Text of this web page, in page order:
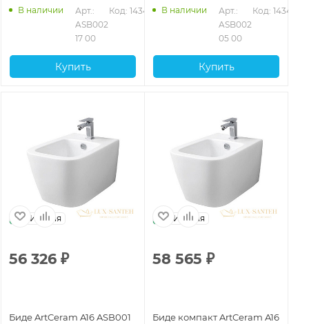
В наличии
Арт.:
ASB002
17 00
Код: 14346
Купить
В наличии
Арт.:
ASB002
05 00
Код: 14344
Купить
Италия
56 326 ₽
Биде ArtCeram A16 ASB001
Италия
58 565 ₽
Биде компакт ArtCeram A16